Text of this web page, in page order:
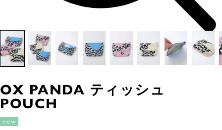
OX PANDA ティッシュ
POUCH
new